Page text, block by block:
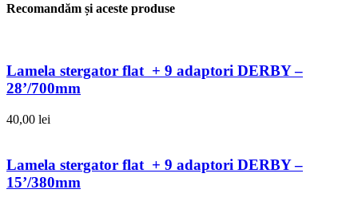
Recomandăm și aceste produse
Lamela stergator flat + 9 adaptori DERBY –
28’/700mm
40,00 lei
Lamela stergator flat + 9 adaptori DERBY –
15’/380mm